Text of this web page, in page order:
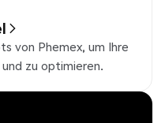
von Phemex, um Ihre
zu optimieren.